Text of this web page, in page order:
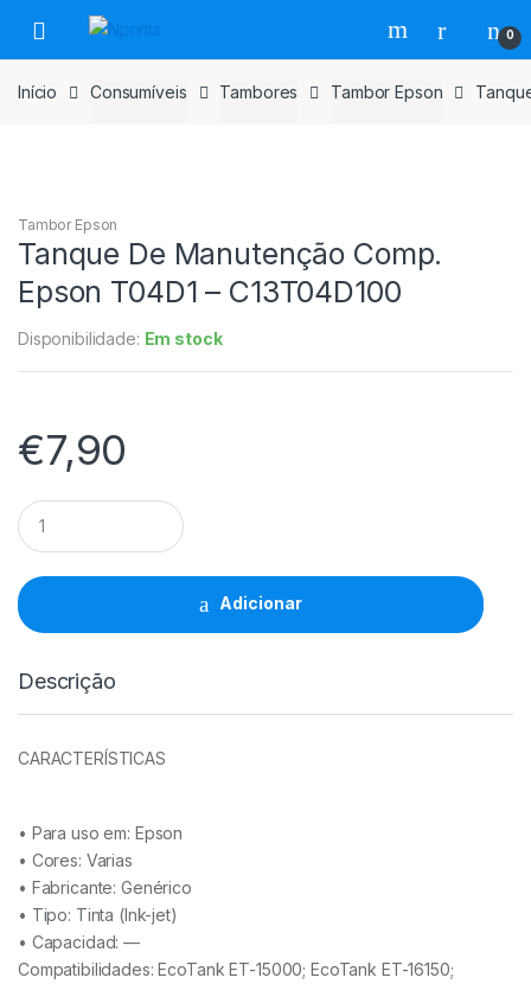
para
navegação
para
o
conteúdo
0
Início Consumíveis Tambores Tambor Epson
Tambor Epson
Tanque De Manutenção Comp.
Epson T04D1 – C13T04D100
Disponibilidade: Em stock
€7,90
Tanque
De
Manutenção
Comp.
Epson
T04D1
quantidade
Adicionar
Descrição
CARACTERÍSTICAS
• Para uso em: Epson
• Cores: Varias
• Fabricante:Genérico
• Tipo: Tinta (Ink-jet)
• Capacidad:—
Compatibilidades: EcoTank ET-15000; EcoTank ET-16150;